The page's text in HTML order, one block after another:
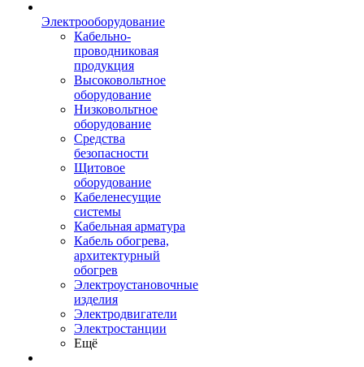
Электрооборудование
Кабельно-
проводниковая
продукция
Высоковольтное
оборудование
Низковольтное
оборудование
Средства
безопасности
Щитовое
оборудование
Кабеленесущие
системы
Кабельная арматура
Кабель обогрева,
архитектурный
обогрев
Электроустановочные
изделия
Электродвигатели
Электростанции
Ещё